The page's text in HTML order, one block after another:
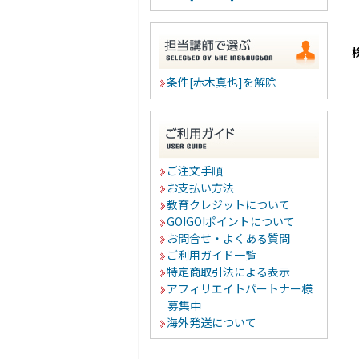
条件[赤木真也]を解除
ご注文手順
お支払い方法
教育クレジットについて
GO!GO!ポイントについて
お問合せ・よくある質問
ご利用ガイド一覧
特定商取引法による表示
アフィリエイトパートナー様
募集中
海外発送について